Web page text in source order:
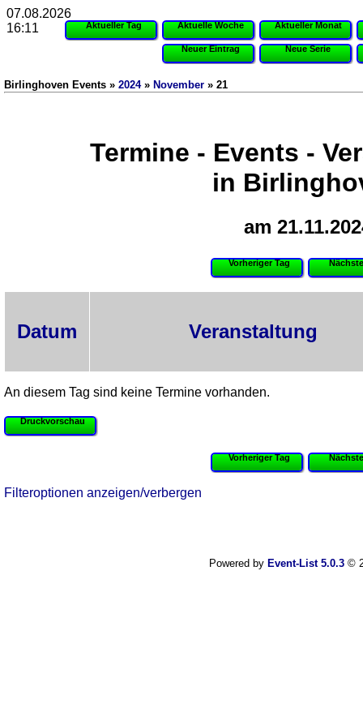
Aktueller Tag Aktuelle Woche Aktueller Monat
Neuer Eintrag Neue Serie
Birlinghoven Events » 2024» November » 21
Termine - Events -
in
am
Vorheriger Tag
Datum Veranstaltung
An diesem Tag sind keine Termine vorhanden.
Druckvorschau
Vorheriger Tag
Filteroptionen anzeigen/verbergen
Powered by Event-List 5.0.3©
07.08.2026
16:11